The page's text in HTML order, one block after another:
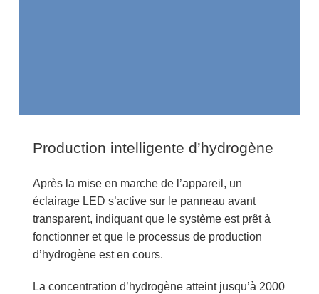
Production intelligente d’hydrogène
Après la mise en marche de l’appareil, un
éclairage LED s’active sur le panneau avant
transparent, indiquant que le système est prêt à
fonctionner et que le processusde production
d’hydrogène est en cours.
La concentration d’hydrogène atteint jusqu’à 2000